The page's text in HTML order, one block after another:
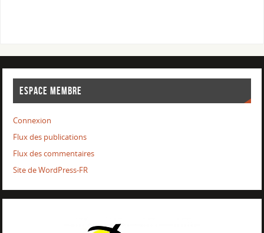
ESPACE MEMBRE
Connexion
Flux des publications
Flux des commentaires
Site de WordPress-FR